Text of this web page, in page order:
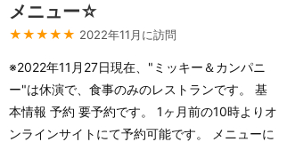
メニュー☆
★★★★★ 2022年11月に訪問
※2022年11月27日現在、"ミッキー＆カンパニ
ー"は休演で、食事のみのレストランです。 基
本情報 予約 要予約です。 1ヶ月前の10時よりオ
ンラインサイトにて予約可能です。 メニューに